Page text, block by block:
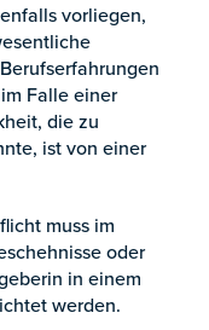
vorliegen,
Falle einer
die zu
ist von einer
muss im
oder
in einem
werden.